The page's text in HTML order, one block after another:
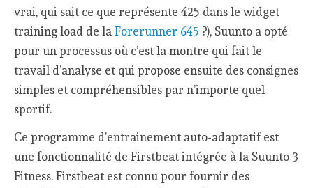
vrai, qui sait ce que représente 425 dans le widget
training load de laForerunner 645 ?), Suunto a opté
pour un processus où c’est la montre qui fait le
travail d’analyse et qui propose ensuite des consignes
simples et compréhensibles par n’importe quel
sportif.
Ce programme d’entrainement auto-adaptatif est
une fonctionnalité de Firstbeat intégrée à la Suunto 3
Fitness. Firstbeat est connu pour fournir des